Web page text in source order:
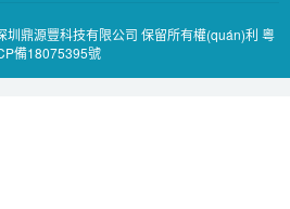
鼎源豐科技有限公司 保留所有權(quán)利 粵
備18075395號